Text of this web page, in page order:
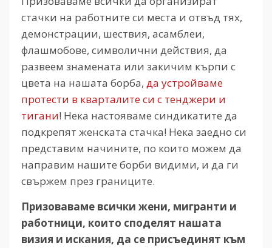
стачки на работните си места и отвъд тях,
демонстрации, шествия, асамблеи,
флашмобове, символични действия, да
развеем знамената или закичим кърпи с
цвета на нашата борба, да устройваме
протести в кварталите си с тенджери и
тигани! Нека настояваме синдикатите да
подкрепят женската стачка! Нека заедно си
представим начините, по които можем да
направим нашите борби видими, и да ги
свържем през границите.
Призоваваме всички жени, мигранти и
работници, които споделят нашата
визия и искания, да се присъединят към